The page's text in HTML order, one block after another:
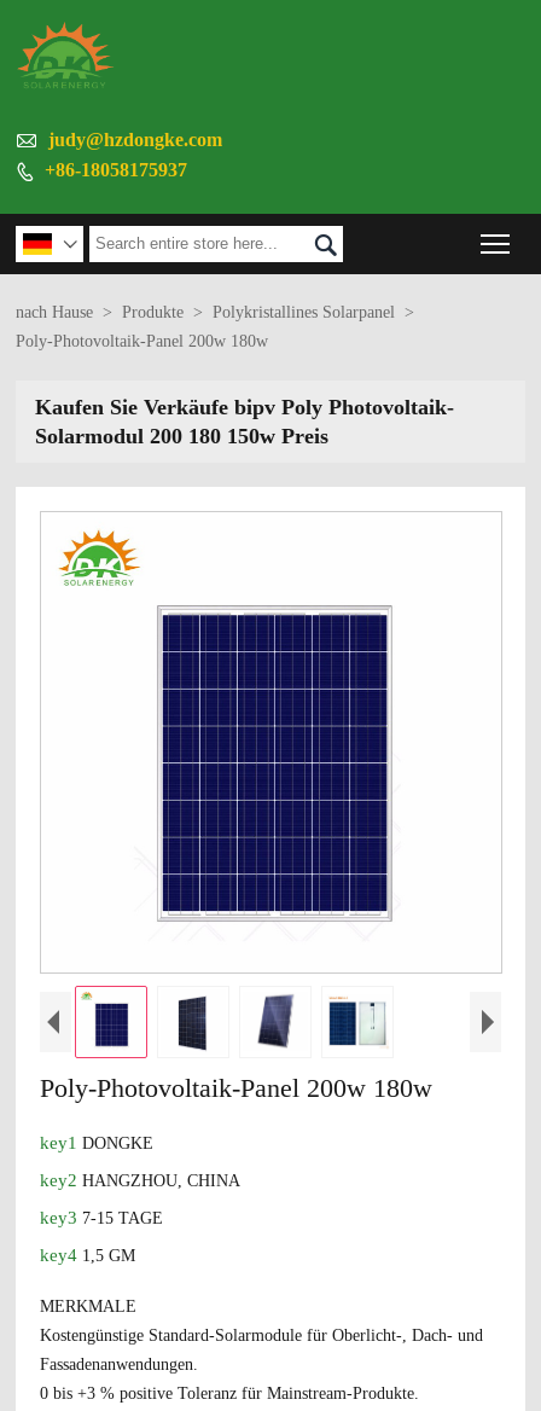
 judy@hzdongke.com
 +86-18058175937
 
nach Hause > Produkte > Polykristallines Solarpanel
>
Poly-Photovoltaik-Panel 200w 180w
Kaufen Sie Verkäufe bipv Poly Photovoltaik-
Solarmodul 200 180 150w Preis
Poly-Photovoltaik-Panel 200w 180w
key1DONGKE
key2HANGZHOU, CHINA
key3 7-15 TAGE
key4 1,5 GM
MERKMALE
Kostengünstige Standard-Solarmodule für Oberlicht-, Dach- und
Fassadenanwendungen.
0 bis +3 % positive Toleranz für Mainstream-Produkte.